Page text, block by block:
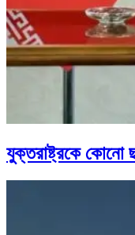
যুক্তরাষ্ট্রকে কোনো